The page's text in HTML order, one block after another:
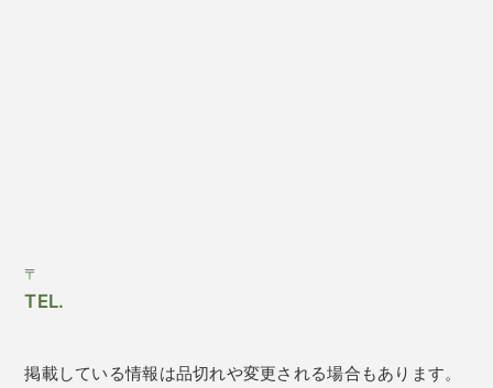
〒
TEL.
掲載している情報は品切れや変更される場合もあります。